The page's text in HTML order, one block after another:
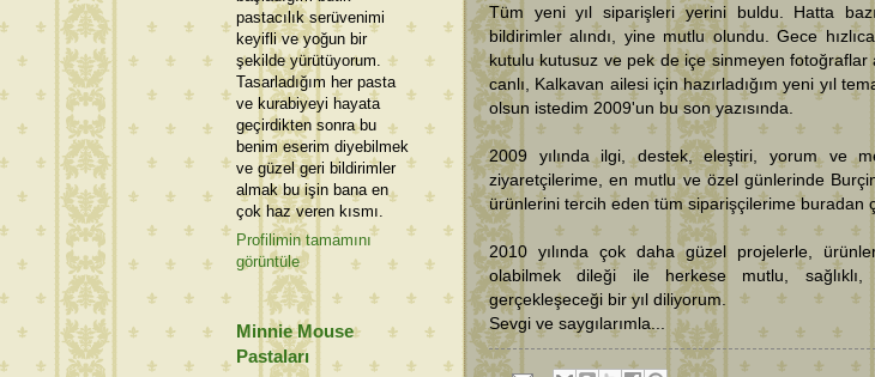
Tüm yeni yıl siparişleri yerini buldu. Hatta
bildirimler alındı, yine mutlu olundu. Gece
kutulu kutusuz ve pek de içe sinmeyen fotoğraflar
canlı, Kalkavan ailesi için hazırladığım yeni yıl
olsun istedim 2009'un bu son yazısında.
2009 yılında ilgi, destek, eleştiri, yorum ve
ziyaretçilerime, en mutlu ve özel günlerinde
ürünlerini tercih eden tüm siparişçilerime buradan
2010 yılında çok daha güzel projelerle,
olabilmek dileği ile herkese mutlu,
gerçekleşeceği bir yıl diliyorum.
Sevgi ve saygılarımla...
pastacılık serüvenimi
keyifli ve yoğun bir
şekilde yürütüyorum.
Tasarladığım her pasta
ve kurabiyeyi hayata
geçirdikten sonra bu
benim eserim diyebilmek
ve güzel geri bildirimler
almak bu işin bana en
çok haz veren kısmı.
Profilimin tamamını
görüntüle
Minnie Mouse
Pastaları